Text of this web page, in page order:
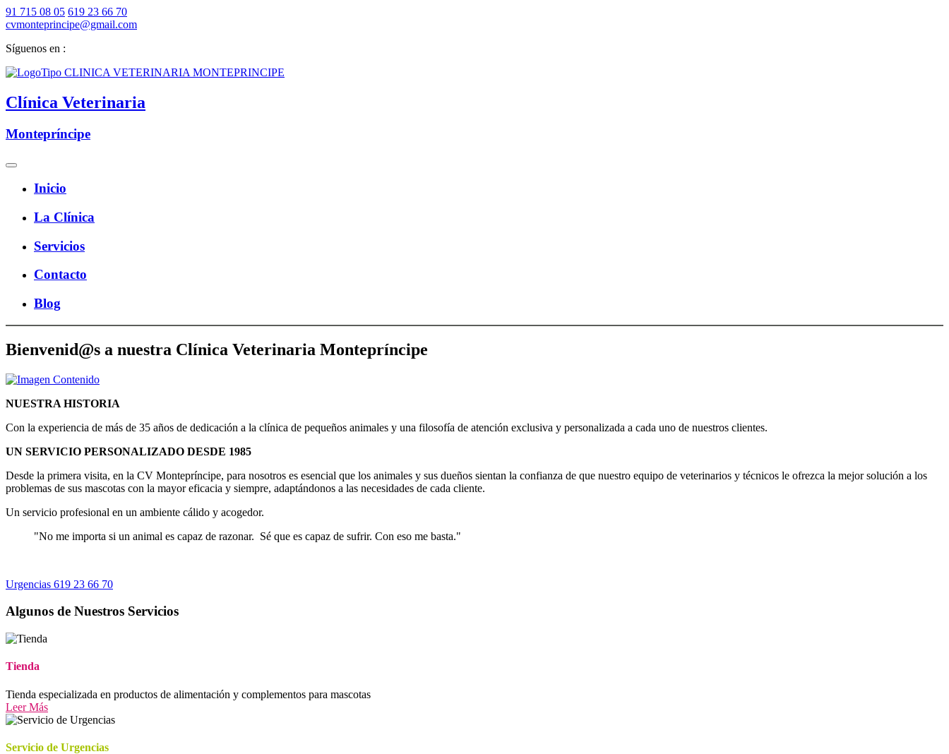
91 715 08 05 619 23 66 70
cvmonteprincipe@gmail.com
Síguenos en :
Clínica Veterinaria
Montepríncipe
Inicio
La Clínica
Servicios
Contacto
Blog
Bienvenid@s a nuestra Clínica Veterinaria Montepríncipe
NUESTRA HISTORIA
Con la experiencia de más de 35 años de dedicación a la clínica de pequeños animales y una filosofía de atención exclusiva y personalizada a cada uno de nuestros clientes.
UN SERVICIO PERSONALIZADO DESDE 1985
Desde la primera visita, en la CV Montepríncipe, para nosotros es esencial que los animales y sus dueños sientan la confianza de que nuestro equipo de veterinarios y técnicos le ofrezca la mejor solución a los
problemas de sus mascotas con la mayor eficacia y siempre, adaptándonos a las necesidades de cada cliente.
Un servicio profesional en un ambiente cálido y acogedor.
"No me importa si un animal es capaz de razonar. Sé que es capaz de sufrir. Con eso me basta."
Urgencias 619 23 66 70
Algunos de Nuestros Servicios
Tienda
Tienda especializada en productos de alimentación y complementos para mascotas
Leer Más
Servicio de Urgencias